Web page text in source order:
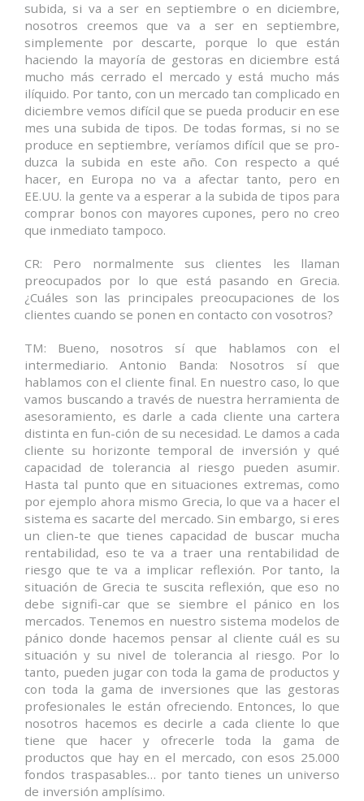
subida, si va a ser en septiembre o en diciembre,
nosotros creemos que va a ser en septiembre,
simplemente por descarte, porque lo que están
haciendo la mayoría de gestoras en diciembre está
mucho más cerrado el mercado y está mucho más
ilíquido. Por tanto, con un mercado tan complicado en
diciembre vemos difícil que se pueda producir en ese
mes una subida de tipos. De todas formas, si no se
produce en septiembre, veríamos difícil que se pro-
duzca la subida en este año. Con respecto a qué
hacer, en Europa no va a afectar tanto, pero en
EE.UU. la gente va a esperar a la subida de tipos para
comprar bonos con mayores cupones, pero no creo
que inmediato tampoco.
CR: Pero normalmente sus clientes les llaman
preocupados por lo que está pasando en Grecia.
¿Cuáles son las principales preocupaciones de los
clientes cuando se ponen en contacto con vosotros?
TM: Bueno, nosotros sí que hablamos con el
intermediario. Antonio Banda: Nosotros sí que
hablamos con el cliente final. En nuestro caso, lo que
vamos buscando a través de nuestra herramienta de
asesoramiento, es darle a cada cliente una cartera
distinta en fun-ción de su necesidad. Le damos a cada
cliente su horizonte temporal de inversión y qué
capacidad de tolerancia al riesgo pueden asumir.
Hasta tal punto que en situaciones extremas, como
por ejemplo ahora mismo Grecia, lo que va a hacer el
sistema es sacarte del mercado. Sin embargo, si eres
un clien-te que tienes capacidad de buscar mucha
rentabilidad, eso te va a traer una rentabilidad de
riesgo que te va a implicar reflexión. Por tanto, la
situación de Grecia te suscita reflexión, que eso no
debe signifi-car que se siembre el pánico en los
mercados. Tenemos en nuestro sistema modelos de
pánico donde hacemos pensar al cliente cuál es su
situación y su nivel de tolerancia al riesgo. Por lo
tanto, pueden jugar con toda la gama de productos y
con toda la gama de inversiones que las gestoras
profesionales le están ofreciendo. Entonces, lo que
nosotros hacemos es decirle a cada cliente lo que
tiene que hacer y ofrecerle toda la gama de
productos que hay en el mercado, con esos 25.000
fondos traspasables… por tanto tienes un universo
de inversión amplísimo.